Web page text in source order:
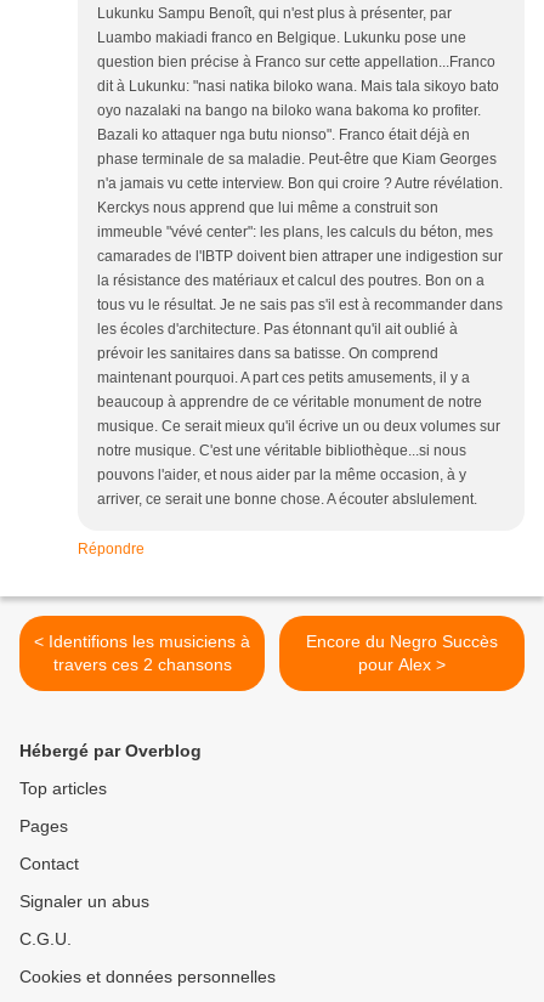
Lukunku Sampu Benoît, qui n'est plus à présenter, par
Luambo makiadi franco en Belgique. Lukunku pose une
question bien précise à Franco sur cette appellation...Franco
dit à Lukunku: "nasi natika biloko wana. Mais tala sikoyo bato
oyo nazalaki na bango na biloko wana bakoma ko profiter.
Bazali ko attaquer nga butu nionso". Franco était déjà en
phase terminale de sa maladie. Peut-être que Kiam Georges
n'a jamais vu cette interview. Bon qui croire ? Autre révélation.
Kerckys nous apprend que lui même a construit son
immeuble "vévé center": les plans, les calculs du béton, mes
camarades de l'IBTP doivent bien attraper une indigestion sur
la résistance des matériaux et calcul des poutres. Bon on a
tous vu le résultat. Je ne sais pas s'il est à recommander dans
les écoles d'architecture. Pas étonnant qu'il ait oublié à
prévoir les sanitaires dans sa batisse. On comprend
maintenant pourquoi. A part ces petits amusements, il y a
beaucoup à apprendre de ce véritable monument de notre
musique. Ce serait mieux qu'il écrive un ou deux volumes sur
notre musique. C'est une véritable bibliothèque...si nous
pouvons l'aider, et nous aider par la même occasion, à y
arriver, ce serait une bonne chose. A écouter abslulement.
Répondre
< Identifions les musiciens à
travers ces 2 chansons
Encore du Negro Succès
pour Alex >
Hébergé par Overblog
Top articles
Pages
Contact
Signaler un abus
C.G.U.
Cookies et données personnelles